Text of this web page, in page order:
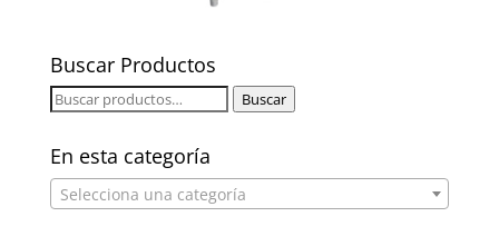
Buscar Productos
Buscar
Buscar
En esta categoría
Selecciona una categoría